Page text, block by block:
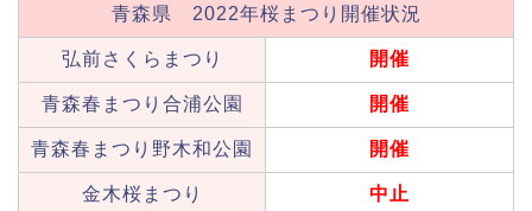
青森県 2022年桜まつり開催状況
弘前さくらまつり 開催
青森春まつり合浦公園 開催
青森春まつり野木和公園 開催
金木桜まつり 中止